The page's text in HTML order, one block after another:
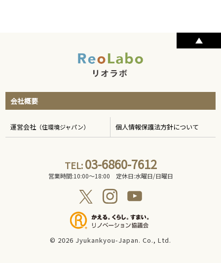
会社概要
運営会社 （住環境ジャパン） 個人情報保護法方針について
© 2026 Jyukankyou-Japan. Co., Ltd.
TEL:03-6860-7612
営業時間:10:00〜18:00 定休日:水曜日/日曜日